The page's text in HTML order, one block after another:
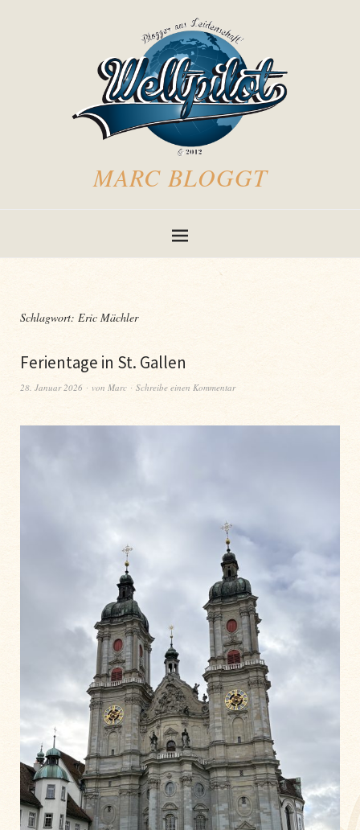
MARC BLOGGT
Schlagwort: Eric Mächler
Ferientage in St. Gallen
28. Januar 2026 von Marc Schreibe einen Kommentar